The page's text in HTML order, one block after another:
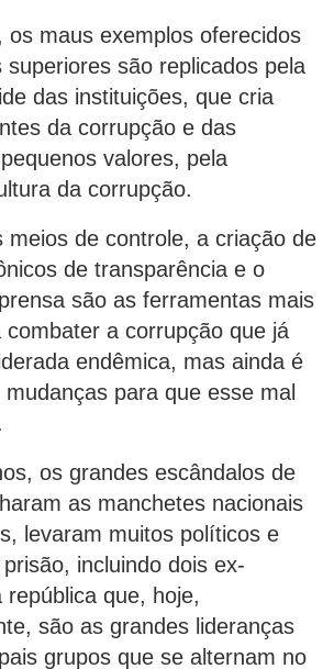
os maus exemplos oferecidos
superiores são replicados pela
das instituições, que cria
da corrupção e das
valores, pela
da corrupção.
meios de controle, a criação de
de transparência e o
são as ferramentas mais
combater a corrupção que já
endêmica, mas ainda é
para que esse mal
os grandes escândalos de
as manchetes nacionais
levaram muitos políticos e
incluindo dois ex-
república que, hoje,
são as grandes lideranças
grupos que se alternam no